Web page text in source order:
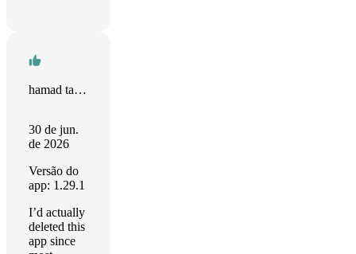
hamad tarek
30 de jun.
de 2026
Versão do
app: 1.29.1
I’d actually
deleted this
app since